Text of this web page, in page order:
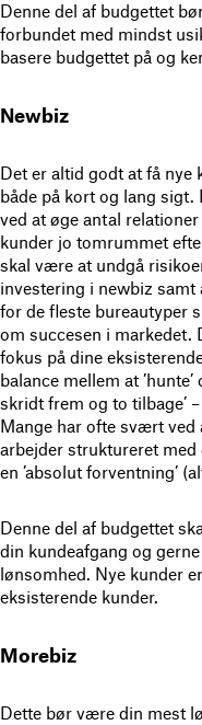
Denne del af budgettet
forbundet med mindst
basere budgettet på og
Newbiz
Det er altid godt at få
både på kort og lang
ved at øge antal
kunder jo tomrummet
skal være at undgå
investering i newbiz samt
for de fleste bureautyper
om succesen i markedet.
fokus på dine
balance mellem at ’hunte’
skridt frem og to tilbage’
Mange har ofte svært ved
arbejder struktureret
en ’absolut forventning’
Denne del af budgettet
din kundeafgang og
lønsomhed. Nye kunder
eksisterende kunder.
Morebiz
Dette bør være din mest